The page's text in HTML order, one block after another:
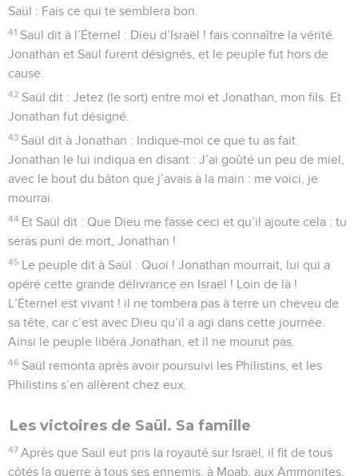
Saül : Fais ce qui te semblera bon.
41 Saül dit à l’Éternel : Dieu d’Israël ! fais connaître la vérité.
Jonathan et Saül furent désignés, et le peuple fut hors de
cause.
42 Saül dit : Jetez (le sort) entre moi et Jonathan, mon fils. Et
Jonathan fut désigné.
43 Saül dit à Jonathan : Indique-moi ce que tu as fait.
Jonathan le lui indiqua en disant : J’ai goûté un peu de miel,
avec le bout du bâton que j’avais à la main : me voici, je
mourrai.
44 Et Saül dit : Que Dieu me fasse ceci et qu’il ajoute cela : tu
seras puni de mort, Jonathan !
45 Le peuple dit à Saül : Quoi ! Jonathan mourrait, lui qui a
opéré cette grande délivrance en Israël ! Loin de là !
L’Éternel est vivant ! il ne tombera pas à terre un cheveu de
sa tête, car c’est avec Dieu qu’il a agi dans cette journée.
Ainsi le peuple libéra Jonathan, et il ne mourut pas.
46 Saül remonta après avoir poursuivi les Philistins, et les
Philistins s’en allèrent chez eux.
Les victoires de Saül. Sa famille
47 Après que Saül eut pris la royauté sur Israël, il fit de tous
côtés la guerre à tous ses ennemis, à Moab, aux Ammonites,